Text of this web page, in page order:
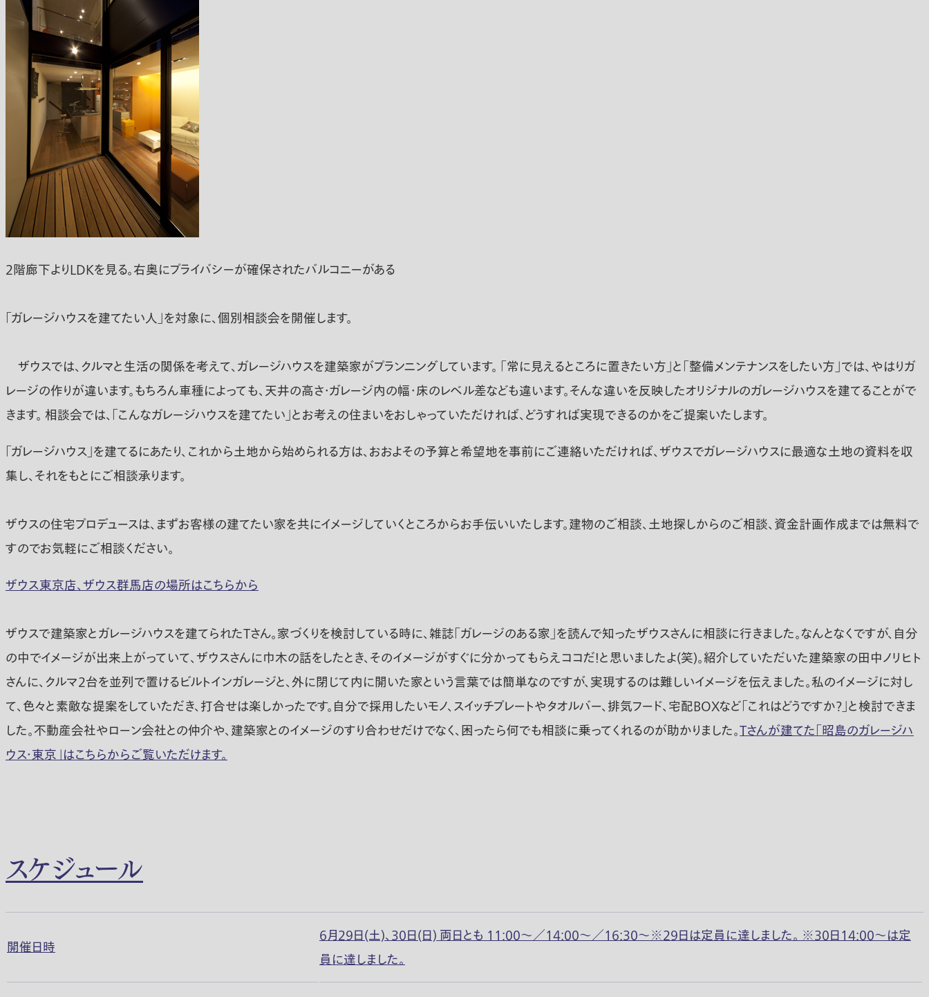
2階廊下よりLDKを見る。右奥にプライバシーが確保されたバルコニーがある
「ガレージハウスを建てたい人」を対象に、個別相談会を開催します。
ザウスでは、クルマと生活の関係を考えて、ガレージハウスを建築家がプランニングしています。 「常に見えるところに置きたい方」と「整備メンテナンスをしたい方」では、やはりガ
レージの作りが違います。もちろん車種によっても、天井の高さ・ガレージ内の幅・床のレベル差なども違います。そんな違いを反映したオリジナルのガレージハウスを建てることがで
きます。 相談会では、「こんなガレージハウスを建てたい」とお考えの住まいをおしゃっていただければ、どうすれば実現できるのかをご提案いたします。
「ガレージハウス」を建てるにあたり、これから土地から始められる方は、おおよその予算と希望地を事前にご連絡いただければ、ザウスでガレージハウスに最適な土地の資料を収
集し、それをもとにご相談承ります。
ザウスの住宅プロデュースは、まずお客様の建てたい家を共にイメージしていくところからお手伝いいたします。建物のご相談、土地探しからのご相談、資金計画作成までは無料で
すのでお気軽にご相談ください。
ザウス東京店、ザウス群馬店の場所はこちらから
ザウスで建築家とガレージハウスを建てられたTさん。家づくりを検討している時に、雑誌「ガレージのある家」を読んで知ったザウスさんに相談に行きました。なんとなくですが、自分
の中でイメージが出来上がっていて、ザウスさんに巾木の話をしたとき、そのイメージがすぐに分かってもらえココだ！と思いましたよ(笑)。紹介していただいた建築家の田中ノリヒト
さんに、クルマ2台を並列で置けるビルトインガレージと、外に閉じて内に開いた家という言葉では簡単なのですが、実現するのは難しいイメージを伝えました。私のイメージに対し
て、色々と素敵な提案をしていただき、打合せは楽しかったです。自分で採用したいモノ、スイッチプレートやタオルバー、排気フード、宅配BOXなど「これはどうですか？」と検討できま
した。不動産会社やローン会社との仲介や、建築家とのイメージのすり合わせだけでなく、困ったら何でも相談に乗ってくれるのが助かりました。Tさんが建てた「昭島のガレージハ
ウス・東京」はこちらからご覧いただけます。
スケジュール
開催日時
6月29日(土)、30日(日) 両日とも 11:00〜／14:00〜／16:30〜※29日は定員に達しました。 ※30日14:00～は定
員に達しました。